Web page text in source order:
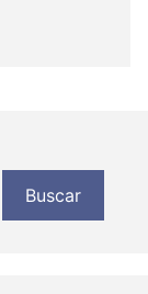
Buscar